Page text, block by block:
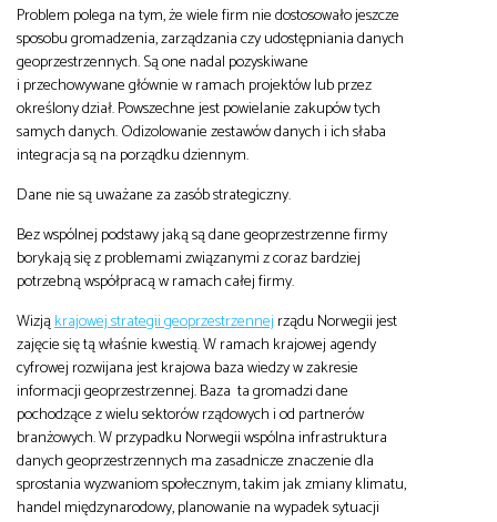
Problem polega na tym, że wiele firm nie dostosowało jeszcze
sposobu gromadzenia, zarządzania czy udostępniania danych
geoprzestrzennych. Są one nadal pozyskiwane
i przechowywane głównie w ramach projektów lub przez
określony dział. Powszechne jest powielanie zakupów tych
samych danych. Odizolowanie zestawów danych i ich słaba
integracja są na porządku dziennym.
Dane nie są uważane za zasób strategiczny.
Bez wspólnej podstawy jaką są dane geoprzestrzenne firmy
borykają się z problemami związanymi z coraz bardziej
potrzebną współpracą w ramach całej firmy.
Wizjąkrajowej strategii geoprzestrzennej rządu Norwegii jest
zajęcie się tą właśnie kwestią. W ramach krajowej agendy
cyfrowej rozwijana jest krajowa baza wiedzy w zakresie
informacji geoprzestrzennej. Baza ta gromadzi dane
pochodzące z wielu sektorów rządowych i od partnerów
branżowych. W przypadku Norwegii wspólna infrastruktura
danych geoprzestrzennych ma zasadnicze znaczenie dla
sprostania wyzwaniom społecznym, takim jak zmiany klimatu,
handel międzynarodowy, planowanie na wypadek sytuacji